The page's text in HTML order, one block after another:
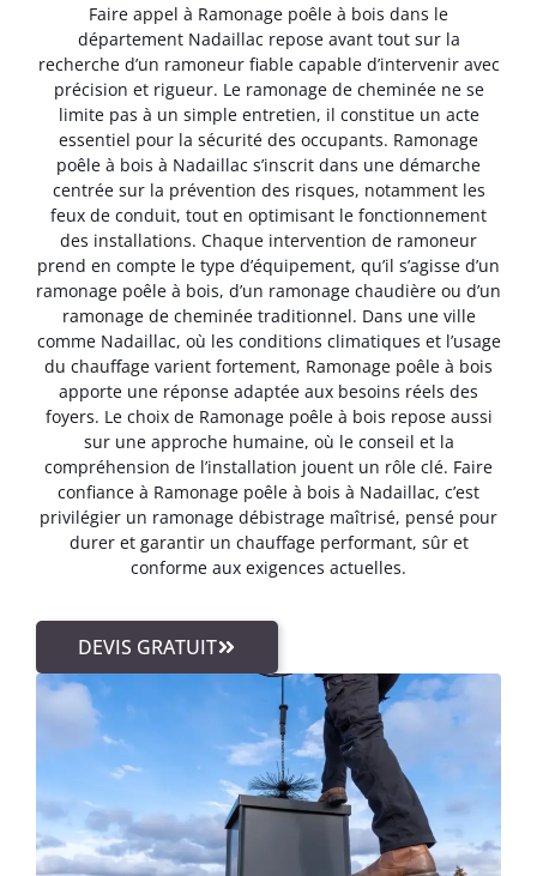
Faire appel à Ramonage poêle à bois dans le
département Nadaillac repose avant tout sur la
recherche d’un ramoneur fiable capable d’intervenir avec
précision et rigueur. Le ramonage de cheminée ne se
limite pas à un simple entretien, il constitue un acte
essentiel pour la sécurité des occupants. Ramonage
poêle à bois à Nadaillac s’inscrit dans une démarche
centrée sur la prévention des risques, notamment les
feux de conduit, tout en optimisant le fonctionnement
des installations. Chaque intervention de ramoneur
prend en compte le type d’équipement, qu’il s’agisse d’un
ramonage poêle à bois, d’un ramonage chaudière ou d’un
ramonage de cheminée traditionnel. Dans une ville
comme Nadaillac, où les conditions climatiques et l’usage
du chauffage varient fortement, Ramonage poêle à bois
apporte une réponse adaptée aux besoins réels des
foyers. Le choix de Ramonage poêle à bois repose aussi
sur une approche humaine, où le conseil et la
compréhension de l’installation jouent un rôle clé. Faire
confiance à Ramonage poêle à bois à Nadaillac, c’est
privilégier un ramonage débistrage maîtrisé, pensé pour
durer et garantir un chauffage performant, sûr et
conforme aux exigences actuelles.
DEVIS GRATUIT